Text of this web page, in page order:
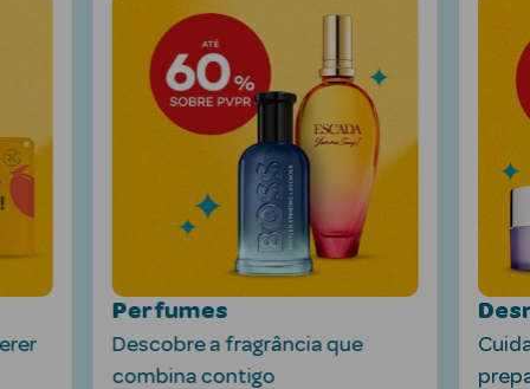
Corpo
Perfumes
Descobre a fragrância que
combina contigo